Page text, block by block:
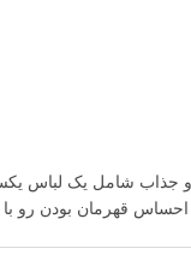
قهرمان بودن رو با